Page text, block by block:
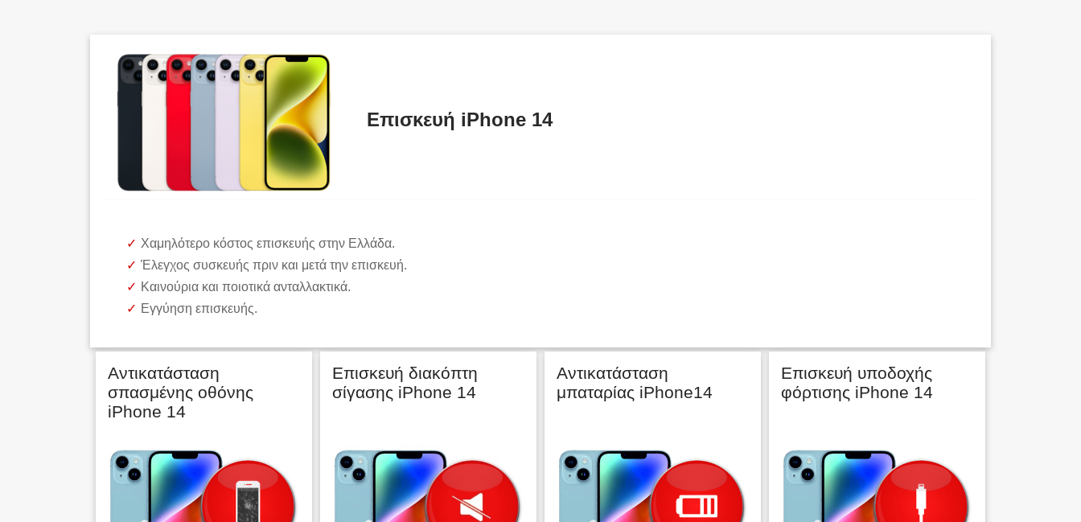
Επισκευή iPhone 14
Χαμηλότερο κόστος επισκευής στην Ελλάδα.
Έλεγχος συσκευής πριν και μετά την επισκευή.
Καινούρια και ποιοτικά ανταλλακτικά.
Εγγύηση επισκευής.
Αντικατάσταση
σπασμένης οθόνης
iPhone 14
Επισκευή διακόπτη
σίγασης iPhone 14
Αντικατάσταση
μπαταρίας iPhone14
Επισκευή υποδοχής
φόρτισης iPhone 14